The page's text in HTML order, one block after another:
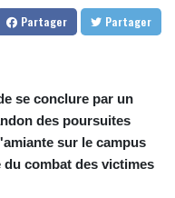
COP
3641.136324
CUP 30.531367
CVE 110.279556
CZK 24.248834
DJF 205.552484
Partager Partager
se conclure par un
des poursuites
sur le campus
combat des victimes